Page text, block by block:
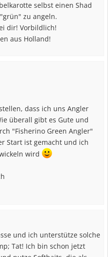
selbst einen Shad
zu angeln.
dir! Vorbildlich!
aus Holland!
dass ich uns Angler
überall gibt es Gute und
"Fisherino Green Angler"
Start ist gemacht und ich
wird
und ich unterstütze solche
Tat! Ich bin schon jetzt